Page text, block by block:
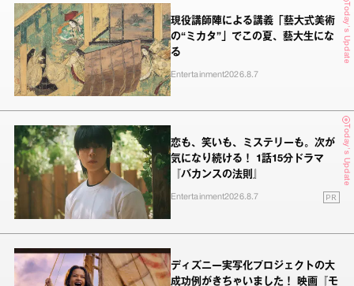
Today's Update
現役講師陣による講義「藝大式美術
の“ミカタ”」でこの夏、藝大生にな
る
Entertainment2026.8.7
Today's Update
恋も、笑いも、ミステリーも。次が
気になり続ける！ 1話15分ドラマ
『バカンスの法則』
Entertainment2026.8.7 PR
ディズニー実写化プロジェクトの大
成功例がきちゃいました！ 映画『モ